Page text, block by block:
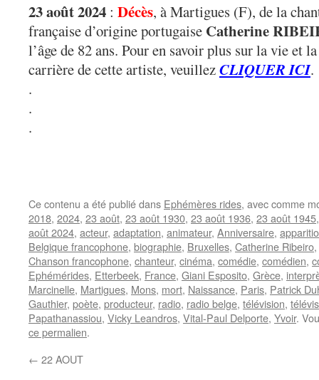
23 août 2024 : Décès, à Martigues (F), de la
française d’origine portugaise Catherine
l’âge de 82 ans. Pour en savoir plus sur la vie et la
carrière de cette artiste, veuillezCLIQUER ICI.
.
.
.
Ce contenu a été publié dans Ephémères rides, avec comme
2018, 2024, 23 août, 23 août 1930, 23 août 1936, 23 août 1945
août 2024, acteur, adaptation, animateur, Anniversaire,
Belgique francophone, biographie, Bruxelles, Catherine Ribeiro,
Chanson francophone, chanteur, cinéma, comédie, comédien,
Ephémérides, Etterbeek, France, Giani Esposito, Grèce,
Marcinelle, Martigues, Mons, mort, Naissance, Paris, Patrick
Gauthier, poète, producteur, radio, radio belge, télévision,
Papathanassiou, Vicky Leandros, Vital-Paul Delporte, Yvoir.
ce permalien.
← 22 AOUT